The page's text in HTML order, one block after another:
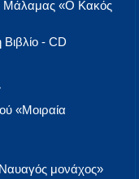
Μάλαμας «Ο Κακός
- CD
«Μοιραία
μονάχος»